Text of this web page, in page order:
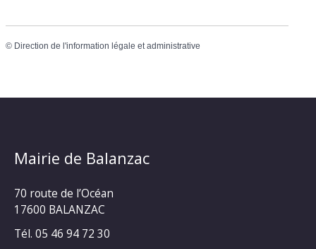
© Direction de l'information légale et administrative
Mairie de Balanzac
70 route de l’Océan
17600 BALANZAC
Tél. 05 46 94 72 30